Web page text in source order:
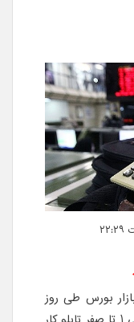
بورس طی روز